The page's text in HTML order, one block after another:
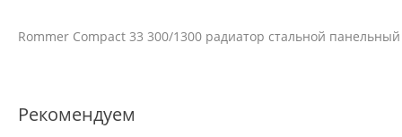
Rommer Compact 33 300/1300 радиатор стальной
Рекомендуем